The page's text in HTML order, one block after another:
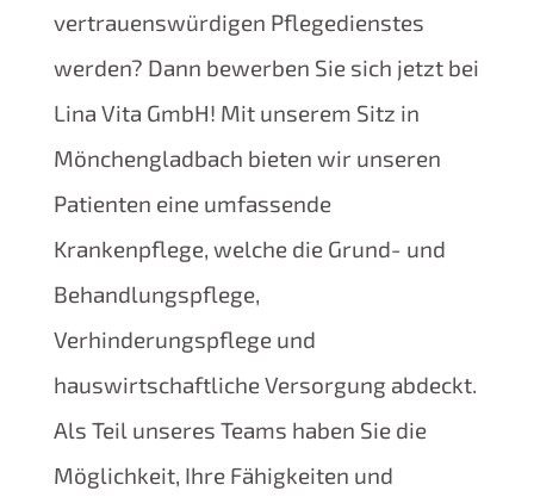
vertrauenswürdigen Pflegedienstes
werden? Dann bewerben Sie sich jetzt bei
Lina Vita GmbH! Mit unserem Sitz in
Mönchengladbach bieten wir unseren
Patienten eine umfassende
Krankenpflege, welche die Grund- und
Behandlungspflege,
Verhinderungspflege und
hauswirtschaftliche Versorgung abdeckt.
Als Teil unseres Teams haben Sie die
Möglichkeit, Ihre Fähigkeiten und